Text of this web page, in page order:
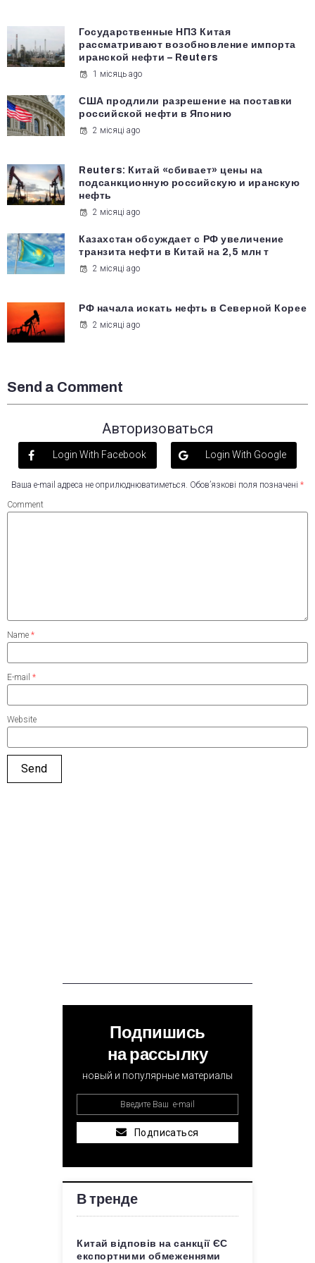
Государственные НПЗ Китая
рассматривают возобновление импорта
иранской нефти – Reuters
1 місяць ago
США продлили разрешение на поставки
российской нефти в Японию
2 місяці ago
Reuters: Китай «сбивает» цены на
подсанкционную российскую и иранскую
нефть
2 місяці ago
Казахстан обсуждает с РФ увеличение
транзита нефти в Китай на 2,5 млн т
2 місяці ago
РФ начала искать нефть в Северной Корее
2 місяці ago
Send a Comment
Авторизоваться
Login With Facebook Login With Google
Ваша e-mail адреса не оприлюднюватиметься. Обов’язкові поля позначені *
Comment
Name *
E-mail *
Website
Подпишись
на рассылку
новый и популярные материалы
Подписаться
В тренде
Китай відповів на санкції ЄС
експортними обмеженнями